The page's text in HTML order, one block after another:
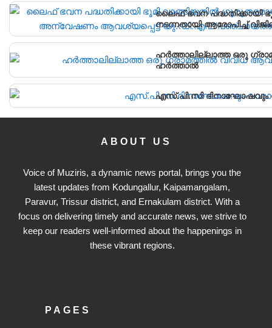
ലൈഫ് ഭവന പദ്ധതിക്കായി
നടന്നതായി ആരോപിച്ച്
പഞ്ചായത്ത് ഓഫീസിലേക്ക്
ഹർത്താലില്ലാത്ത ഒരു
ഹർത്താൽ
എസ്.പി.സി ദിനാഘോഷവും
ABOUT US
Voice of Muziris, a dynamic news portal, brings you the
latest updates from Kodungallur, Kaipamangalam,
Paravur, Trissur district, and Ernakulam district. With a
focus on delivering timely and accurate news, we strive to
keep our readers well-informed about the happenings in
these vibrant regions.
PAGES